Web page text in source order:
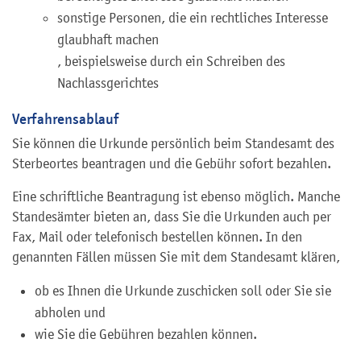
sonstige Personen, die ein rechtliches Interesse
glaubhaft machen
, beispielsweise durch ein Schreiben des
Nachlassgerichtes
Verfahrensablauf
Sie können die Urkunde persönlich beim Standesamt des
Sterbeortes beantragen und die Gebühr sofort bezahlen.
Eine schriftliche Beantragung ist ebenso möglich. Manche
Standesämter bieten an, dass Sie die Urkunden auch per
Fax, Mail oder telefonisch bestellen können. In den
genannten Fällen müssen Sie mit dem Standesamt klären,
ob es Ihnen die Urkunde zuschicken soll oder Sie sie
abholen und
wie Sie die Gebühren bezahlen können.